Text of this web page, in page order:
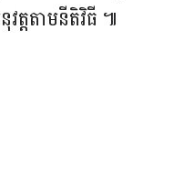
ត្តតាមនីតិវិធី ៕